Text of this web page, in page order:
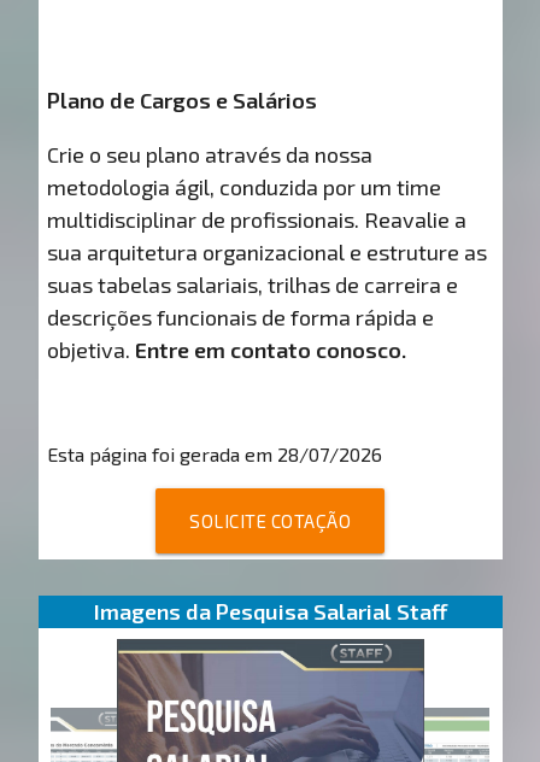
Plano de Cargos e Salários
Crie o seu plano através da nossa
metodologia ágil, conduzida por um time
multidisciplinar de profissionais. Reavalie a
sua arquitetura organizacional e estruture as
suas tabelas salariais, trilhas de carreira e
descrições funcionais de forma rápida e
objetiva. Entre em contato conosco.
Esta página foi gerada em 28/07/2026
SOLICITE COTAÇÃO
Imagens da Pesquisa Salarial Staff